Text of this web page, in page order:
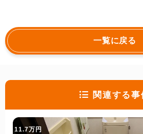
一覧に戻る
関連する事
11.7万円